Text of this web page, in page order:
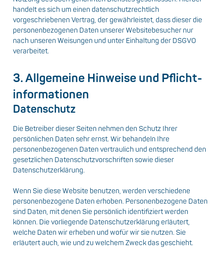
handelt es sich um einen datenschutzrechtlich
vorgeschriebenen Vertrag, der gewährleistet, dass dieser die
personenbezogenen Daten unserer Websitebesucher nur
nach unseren Weisungen und unter Einhaltung der DSGVO
verarbeitet.
3. Allgemeine Hinweise und Pflicht­
informationen
Datenschutz
Die Betreiber dieser Seiten nehmen den Schutz Ihrer
persönlichen Daten sehr ernst. Wir behandeln Ihre
personenbezogenen Daten vertraulich und entsprechend den
gesetzlichen Datenschutzvorschriften sowie dieser
Datenschutzerklärung.
Wenn Sie diese Website benutzen, werden verschiedene
personenbezogene Daten erhoben. Personenbezogene Daten
sind Daten, mit denen Sie persönlich identifiziert werden
können. Die vorliegende Datenschutzerklärung erläutert,
welche Daten wir erheben und wofür wir sie nutzen. Sie
erläutert auch, wie und zu welchem Zweck das geschieht.